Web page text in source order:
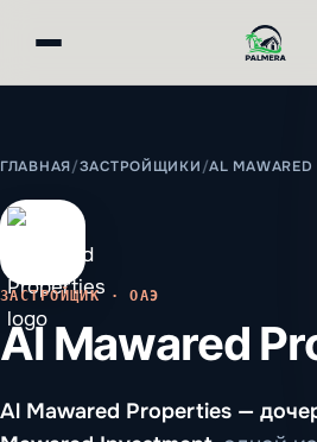
ГЛАВНАЯ/ЗАСТРОЙЩИКИ /AL MAWARED
ЗАСТРОЙЩИК · ОАЭ
Al Mawared
Al Mawared Properties —